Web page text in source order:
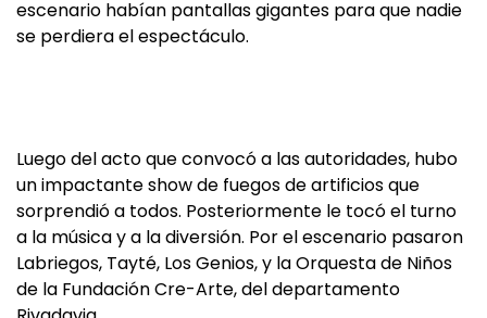
escenario habían pantallas gigantes para que nadie
se perdiera el espectáculo.
Luego del acto que convocó a las autoridades, hubo
un impactante show de fuegos de artificios que
sorprendió a todos. Posteriormente le tocó el turno
a la música y a la diversión. Por el escenario pasaron
Labriegos, Tayté, Los Genios, y la Orquesta de Niños
de la Fundación Cre-Arte, del departamento